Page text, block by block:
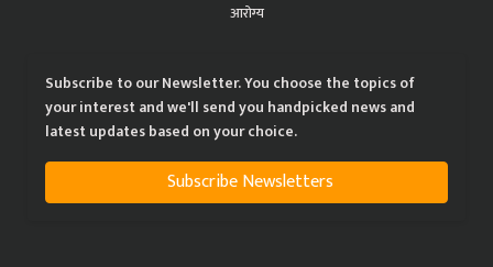
आरोग्य
Subscribe to our Newsletter. You choose the topics of
your interest and we'll send you handpicked news and
latest updates based on your choice.
Subscribe Newsletters